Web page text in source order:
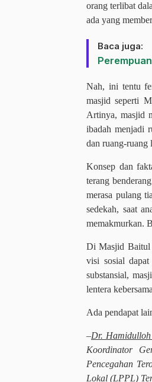
orang terlibat
ada yang
Baca juga:
Nah, ini tentu
masjid seperti
Artinya, masjid
ibadah menjadi
dan ruang-ruang
Konsep dan
terang
merasa pulang
sedekah, saat
memakmurkan.
Di Masjid Baitul
visi sosial
substansial,
lentera
Ada pendapat
–Dr.
Koordinator
Pencegahan
Lokal (LPPL)